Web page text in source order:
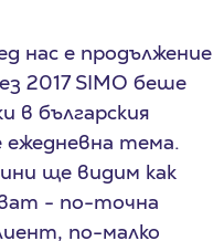
нас е продължение
2017 SIMO беше
в българския
тема.
ще видим как
- по-точна
по-малко